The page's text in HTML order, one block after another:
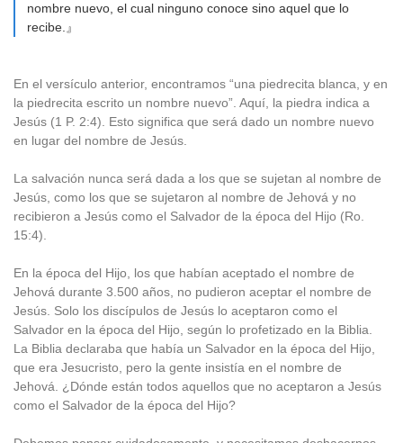
nombre nuevo, el cual ninguno conoce sino aquel que lo
recibe.』
En el versículo anterior, encontramos “una piedrecita blanca, y en
la piedrecita escrito un nombre nuevo”. Aquí, la piedra indica a
Jesús (1 P. 2:4). Esto significa que será dado un nombre nuevo
en lugar del nombre de Jesús.
La salvación nunca será dada a los que se sujetan al nombre de
Jesús, como los que se sujetaron al nombre de Jehová y no
recibieron a Jesús como el Salvador de la época del Hijo (Ro.
15:4).
En la época del Hijo, los que habían aceptado el nombre de
Jehová durante 3.500 años, no pudieron aceptar el nombre de
Jesús. Solo los discípulos de Jesús lo aceptaron como el
Salvador en la época del Hijo, según lo profetizado en la Biblia.
La Biblia declaraba que había un Salvador en la época del Hijo,
que era Jesucristo, pero la gente insistía en el nombre de
Jehová. ¿Dónde están todos aquellos que no aceptaron a Jesús
como el Salvador de la época del Hijo?